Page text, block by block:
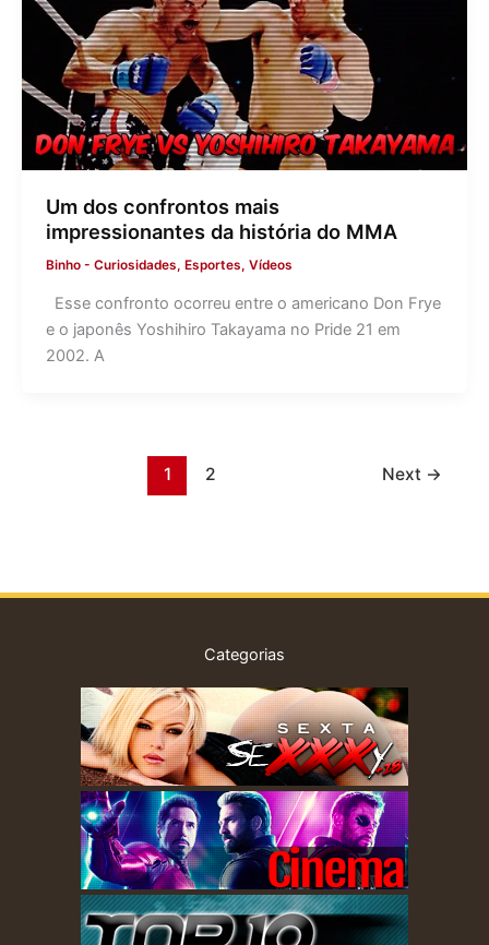
Um dos confrontos mais
impressionantes da história do MMA
Binho - Curiosidades, Esportes, Vídeos
Esse confronto ocorreu entre o americano Don Frye
e o japonês Yoshihiro Takayama no Pride 21 em
2002. A
1 2 Next →
Categorias